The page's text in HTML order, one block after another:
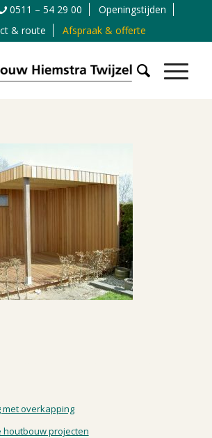
0511 – 54 29 00
Openingstijden
& route
Afspraak & offerte
met overkapping
houtbouw projecten